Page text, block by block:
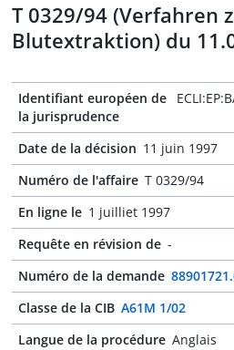
T 0329/94 (Verfahren
Blutextraktion) du
Identifiant européen de
la jurisprudence
Date de la décision 11 juin 1997
Numéro de l'affaire T 0329/94
En ligne le 1 juilliet 1997
Requête en révision de -
Numéro de la demande
Classe de la CIB A61M 1/02
Langue de la procédure Anglais